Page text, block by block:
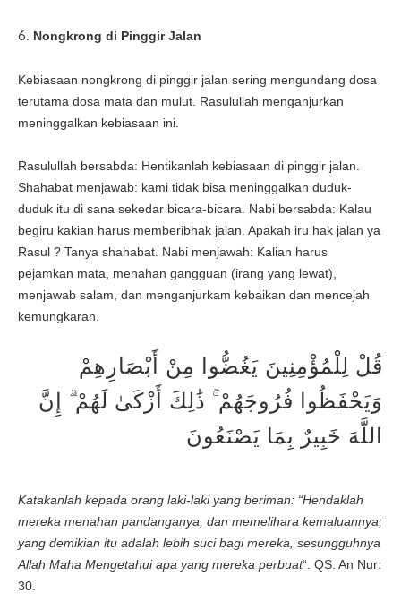
6. Nongkrong di Pinggir Jalan
Kebiasaan nongkrong di pinggir jalan sering mengundang dosa
terutama dosa mata dan mulut. Rasulullah menganjurkan
meninggalkan kebiasaan ini.
Rasulullah bersabda: Hentikanlah kebiasaan di pinggir jalan.
Shahabat menjawab: kami tidak bisa meninggalkan duduk-
duduk itu di sana sekedar bicara-bicara. Nabi bersabda: Kalau
begiru kakian harus memberibhak jalan. Apakah iru hak jalan ya
Rasul ? Tanya shahabat. Nabi menjawah: Kalian harus
pejamkan mata, menahan gangguan (irang yang lewat),
menjawab salam, dan menganjurkam kebaikan dan mencejah
kemungkaran.
قُلْ لِلْمُؤْمِنِينَ يَغُضُّوا مِنْ أَبْصَارِهِمْ
وَيَحْفَظُوا فُرُوجَهُمْ ۚ ذَٰلِكَ أَزْكَىٰ لَهُمْ ۗ إِنَّ
اللَّهَ خَبِيرٌ بِمَا يَصْنَعُونَ
Katakanlah kepada orang laki-laki yang beriman: “Hendaklah
mereka menahan pandanganya, dan memelihara kemaluannya;
yang demikian itu adalah lebih suci bagi mereka, sesungguhnya
Allah Maha Mengetahui apa yang mereka perbuat“. QS. An Nur:
30.